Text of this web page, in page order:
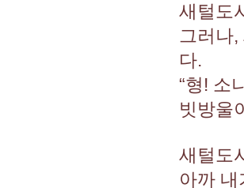
새털도
그러나
다.
“형! 소
빗방울
새털도
아까